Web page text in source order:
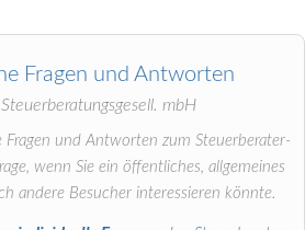
Fragen und Antworten
mbH
Fragen und Antworten zum Steuerberater-
wenn Sie ein öffentliches, allgemeines
andere Besucher interessieren könnte.